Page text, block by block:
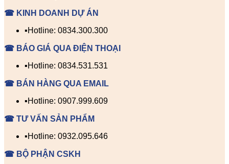
☎ KINH DOANH DỰ ÁN
▪️Hotline: 0834.300.300
☎ BÁO GIÁ QUA ĐIỆN THOẠI
▪️Hotline: 0834.531.531
☎ BÁN HÀNG QUA EMAIL
▪️Hotline: 0907.999.609
☎ TƯ VẤN SẢN PHẨM
▪️Hotline: 0932.095.646
☎ BỘ PHẬN CSKH